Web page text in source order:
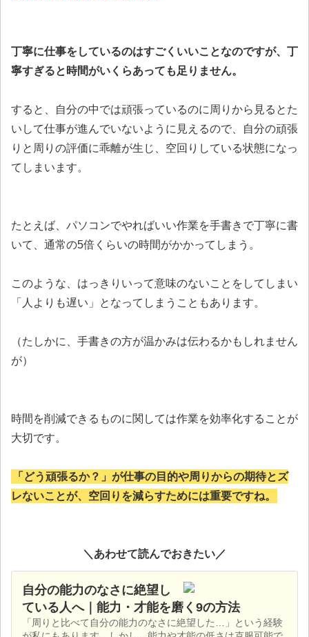
丁寧に仕事をしているのはすごくいいことなのですが、丁
寧すぎると時間がいくらあっても足りません。
すると、自分の中では頑張っているのに周りから見るとた
いして仕事が進んでいないように見えるので、自分の頑張
りと周りの評価に乖離が生じ、空回りしている状態になっ
てしまいます。
たとえば、パソコンでやればいい作業を手書きで丁寧に書
いて、通常の5倍くらいの時間がかかってしまう。
このような、はっきりいって意味のないことをしてしまい
「人よりも遅い」となってしまうこともあります。
（たしかに、手書きの方が温かみは伝わるかもしれません
が）
時間を削減できるものに関しては作業を効率化することが
大切です。
「どう頑張るか？」が仕事の目的や周りからの期待とズ
レないことが、空回りを減らすためには重要ですね。
＼あわせて読んでおきたい／
自分の能力のなさに絶望し
ている人へ｜能力・才能を磨く9の方法
「周りと比べて自分の能力のなさに絶望した…」という経験